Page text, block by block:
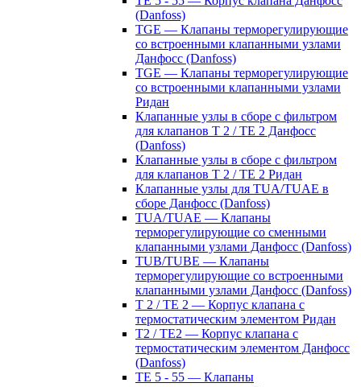
(Danfoss)
TGE — Клапаны терморегулирующие
со встроенными клапанными узлами
Данфосс (Danfoss)
TGE — Клапаны терморегулирующие
со встроенными клапанными узлами
Ридан
Клапанные узлы в сборе с фильтром
для клапанов T 2 / TE 2 Данфосс
(Danfoss)
Клапанные узлы в сборе с фильтром
для клапанов T 2 / TE 2 Ридан
Клапанные узлы для TUA/TUAE в
сборе Данфосс (Danfoss)
TUA/TUAE — Клапаны
терморегулирующие со сменными
клапанными узлами Данфосс (Danfoss)
TUB/TUBE — Клапаны
терморегулирующие со встроенными
клапанными узлами Данфосс (Danfoss)
T 2 / TE 2 — Корпус клапана с
термостатическим элементом Ридан
T2 / TE2 — Корпус клапана с
термостатическим элементом Данфосс
(Danfoss)
TE 5 - 55 — Клапаны